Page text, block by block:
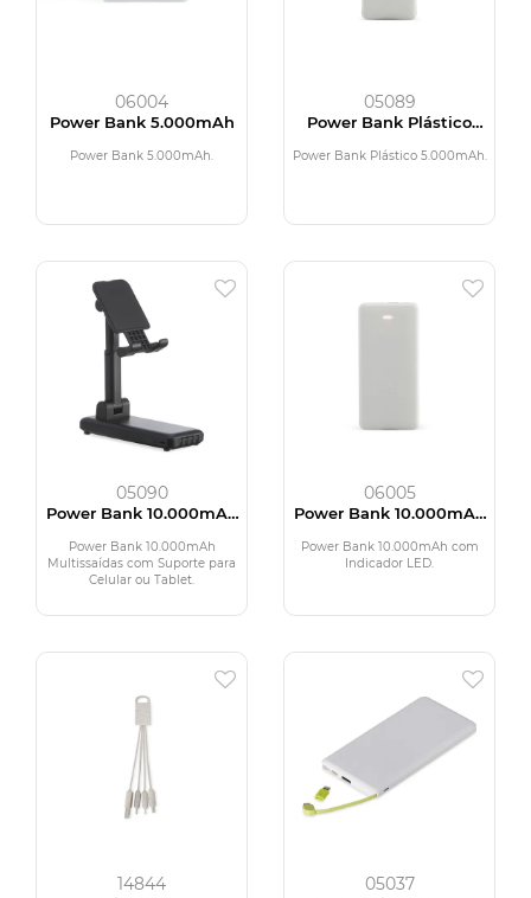
06004
Power Bank 5.000mAh
Power Bank 5.000mAh.
05089
Power Bank Plástico
Power Bank Plástico 5.000mAh.
05090
Power Bank 10.000mAh
Suporte para Celular ou
Tablet
Power Bank 10.000mAh
Multissaídas com Suporte para
Celular ou Tablet.
06005
Power Bank 10.000mAh
Power Bank 10.000mAh com
Indicador LED.
14844 05037